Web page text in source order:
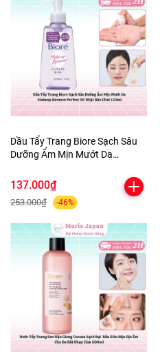
Dầu Tẩy Trang Biore Sạch Sâu
Dưỡng Ẩm Mịn Mướt Da
Nhật Bản Chai 150ml
137.000₫
253.000₫ -46%